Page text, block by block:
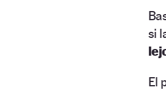
si
El